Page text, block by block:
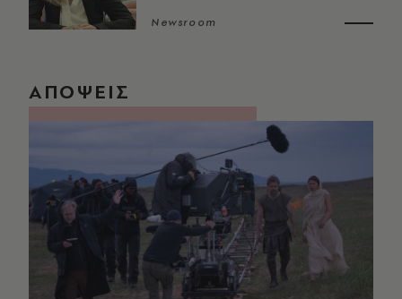
Newsroom
ΑΠΟΨΕΙΣ